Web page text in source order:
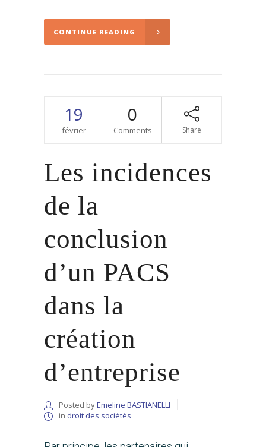
CONTINUE READING
19
février
0
Comments Share
Les incidences
de la
conclusion
d’un PACS
dans la
création
d’entreprise
Posted byEmeline BASTIANELLI
in droit des sociétés